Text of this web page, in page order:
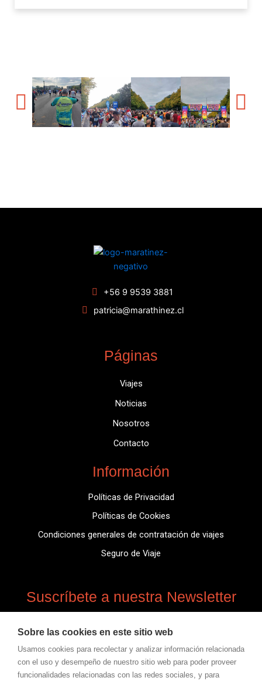
+56 9 9539 3881
patricia@marathinez.cl
Páginas
Viajes
Noticias
Nosotros
Contacto
Información
Políticas de Privacidad
Políticas de Cookies
Condiciones generales de contratación de viajes
Seguro de Viaje
Suscríbete a nuestra Newsletter
noticias, información de novedades.
Email
Inscríbirse
Sobre las cookies en este sitio web
Usamos cookies para recolectar y analizar información relacionada
con el uso y desempeño de nuestro sitio web para poder proveer
funcionalidades relacionadas con las redes sociales, y para